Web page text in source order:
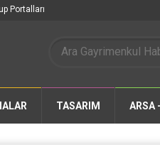
Portalları
TASARIM ARSA